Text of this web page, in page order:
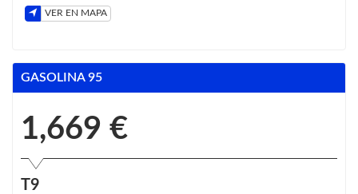
VER EN MAPA
GASOLINA 95
1,669 €
T9